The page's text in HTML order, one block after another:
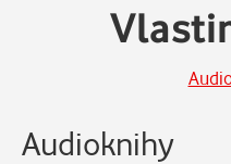
Audioknihy